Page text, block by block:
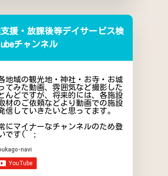
援・放課後等デイサービス検
チャンネル
地域の観光地・神社・お寺・お城
てみた動画、雰囲気など撮影した
んどですが、将来的には、各施設
材のご依頼などより動画での施設
信していきたいと思ってます。
にマイナーなチャンネルのため登
です(^^;